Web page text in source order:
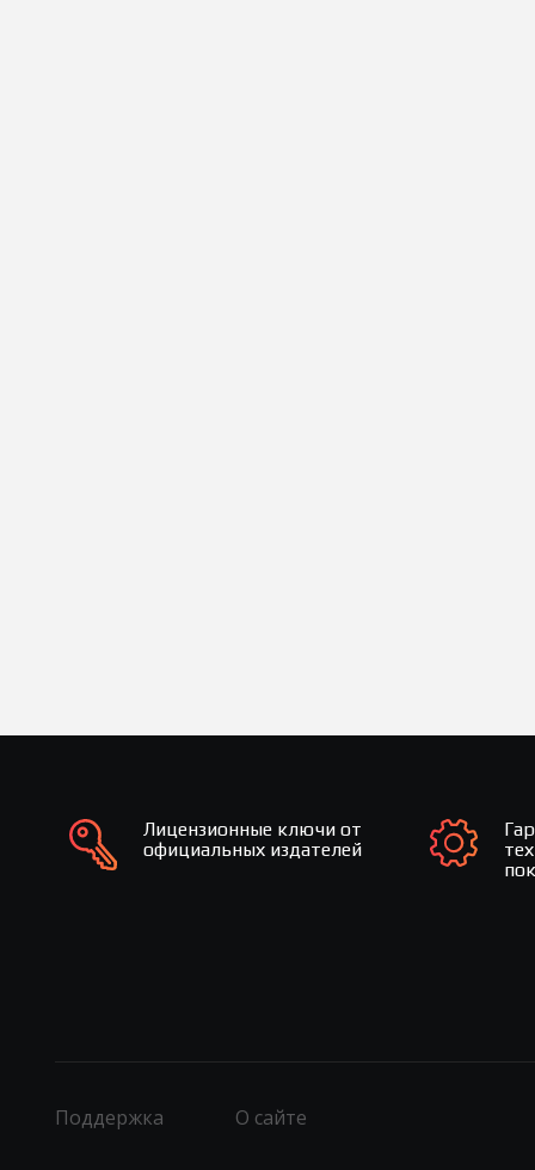
Лицензионные ключи от
официальных издателей
Поддержка О сайте